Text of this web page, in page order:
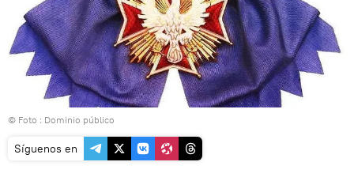
© Foto : Dominio público
Síguenos en